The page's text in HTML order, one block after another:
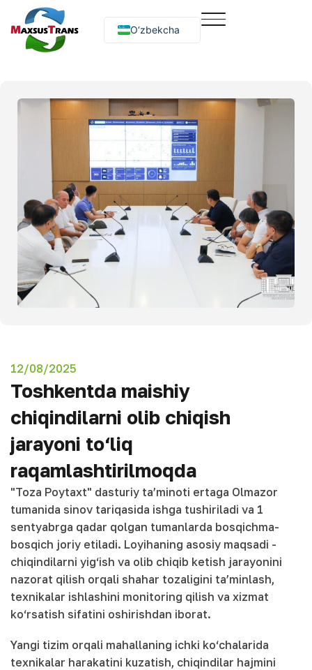
O‘zbekcha
Русский
12/08/2025
Toshkentda maishiy
chiqindilarni olib chiqish
jarayoni to‘liq
raqamlashtirilmoqda
"Toza Poytaxt" dasturiy ta’minoti ertaga Olmazor
tumanida sinov tariqasida ishga tushiriladi va 1
sentyabrga qadar qolgan tumanlarda bosqichma-
bosqich joriy etiladi. Loyihaning asosiy maqsadi -
chiqindilarni yig‘ish va olib chiqib ketish jarayonini
nazorat qilish orqali shahar tozaligini ta’minlash,
texnikalar ishlashini monitoring qilish va xizmat
ko‘rsatish sifatini oshirishdan iborat.
Yangi tizim orqali mahallaning ichki ko‘chalarida
texnikalar harakatini kuzatish, chiqindilar hajmini